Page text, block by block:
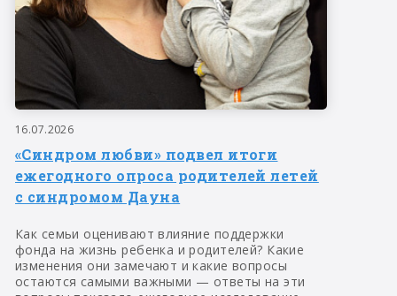
16.07.2026
«Синдром любви» подвел итоги
ежегодного опроса родителей летей
с синдромом Дауна
Как семьи оценивают влияние поддержки
фонда на жизнь ребенка и родителей? Какие
изменения они замечают и какие вопросы
остаются самыми важными — ответы на эти